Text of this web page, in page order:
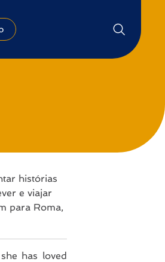
histórias
e viajar
para Roma,
has loved